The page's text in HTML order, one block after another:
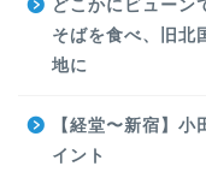
どこかにビューン
そばを食べ、旧北
地に
【経堂〜新宿】
イント